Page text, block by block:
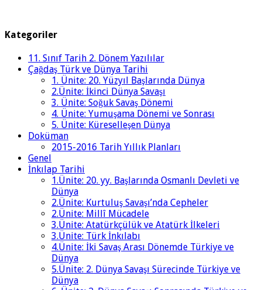
Kategoriler
11. Sınıf Tarih 2. Dönem Yazılılar
Çağdaş Türk ve Dünya Tarihi
1. Ünite: 20. Yüzyıl Başlarında Dünya
2.Ünite: İkinci Dünya Savaşı
3. Ünite: Soğuk Savaş Dönemi
4. Ünite: Yumuşama Dönemi ve Sonrası
5. Ünite: Küreselleşen Dünya
Doküman
2015-2016 Tarih Yıllık Planları
Genel
İnkılap Tarihi
1.Ünite: 20. yy. Başlarında Osmanlı Devleti ve
Dünya
2.Ünite: Kurtuluş Savaşı’nda Cepheler
2.Ünite: Millî Mücadele
3.Ünite: Atatürkçülük ve Atatürk İlkeleri
3.Ünite: Türk İnkılabı
4.Ünite: İki Savaş Arası Dönemde Türkiye ve
Dünya
5.Ünite: 2. Dünya Savaşı Sürecinde Türkiye ve
Dünya